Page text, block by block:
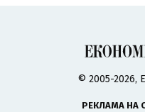
© 2005-2026,
РЕКЛАМА НА